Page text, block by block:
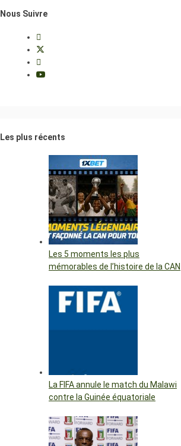
Nous Suivre
Les plus récents
Les 5 moments les plus
mémorables de l’histoire de la CAN
La FIFA annule le match du Malawi
contre la Guinée équatoriale